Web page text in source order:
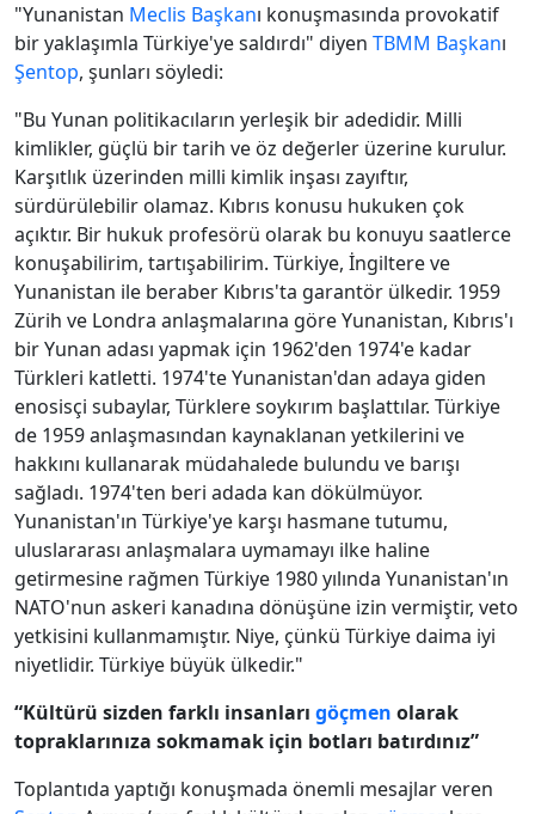
"Yunanistan Meclis Başkanı konuşmasında provokatif
bir yaklaşımla Türkiye'ye saldırdı" diyen TBMM Başkanı
Şentop, şunları söyledi:
"Bu Yunan politikacıların yerleşik bir adedidir. Milli
kimlikler, güçlü bir tarih ve öz değerler üzerine kurulur.
Karşıtlık üzerinden milli kimlik inşası zayıftır,
sürdürülebilir olamaz. Kıbrıs konusu hukuken çok
açıktır. Bir hukuk profesörü olarak bu konuyu saatlerce
konuşabilirim, tartışabilirim. Türkiye, İngiltere ve
Yunanistan ile beraber Kıbrıs'ta garantör ülkedir. 1959
Zürih ve Londra anlaşmalarına göre Yunanistan, Kıbrıs'ı
bir Yunan adası yapmak için 1962'den 1974'e kadar
Türkleri katletti. 1974'te Yunanistan'dan adaya giden
enosisçi subaylar, Türklere soykırım başlattılar. Türkiye
de 1959 anlaşmasından kaynaklanan yetkilerini ve
hakkını kullanarak müdahalede bulundu ve barışı
sağladı. 1974'ten beri adada kan dökülmüyor.
Yunanistan'ın Türkiye'ye karşı hasmane tutumu,
uluslararası anlaşmalara uymamayı ilke haline
getirmesine rağmen Türkiye 1980 yılında Yunanistan'ın
NATO'nun askeri kanadına dönüşüne izin vermiştir, veto
yetkisini kullanmamıştır. Niye, çünkü Türkiye daima iyi
niyetlidir. Türkiye büyük ülkedir."
“Kültürü sizden farklı insanları göçmen olarak
topraklarınıza sokmamak için botları batırdınız”
Toplantıda yaptığı konuşmada önemli mesajlar veren